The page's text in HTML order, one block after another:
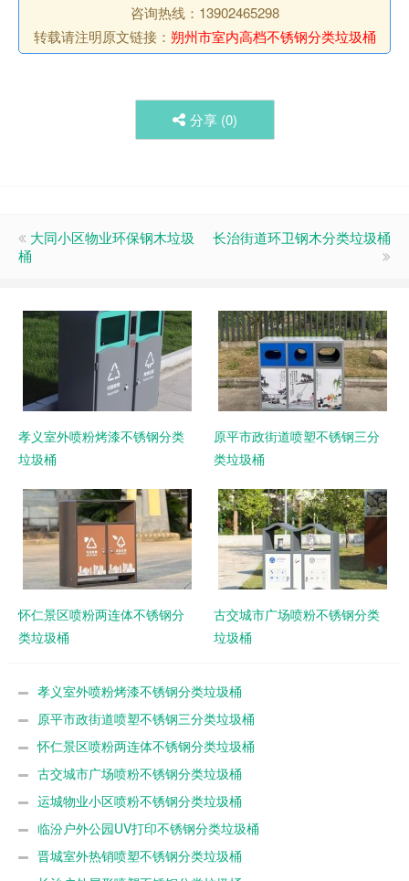
咨询热线：13902465298
转载请注明原文链接： 朔州市室内高档不锈钢分类垃圾桶
分享 (0)
大同小区物业环保钢木垃圾
桶
长治街道环卫钢木分类垃圾桶
孝义室外喷粉烤漆不锈钢分类
垃圾桶
原平市政街道喷塑不锈钢三分
类垃圾桶
怀仁景区喷粉两连体不锈钢分
类垃圾桶
古交城市广场喷粉不锈钢分类
垃圾桶
孝义室外喷粉烤漆不锈钢分类垃圾桶
原平市政街道喷塑不锈钢三分类垃圾桶
怀仁景区喷粉两连体不锈钢分类垃圾桶
古交城市广场喷粉不锈钢分类垃圾桶
运城物业小区喷粉不锈钢分类垃圾桶
临汾户外公园UV打印不锈钢分类垃圾桶
晋城室外热销喷塑不锈钢分类垃圾桶